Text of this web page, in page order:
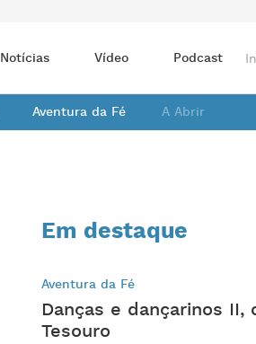
Notícias Vídeo Podcast
Aventura da Fé A Abrir
Em destaque
Aventura da Fé
Danças e dançarinos II,
Tesouro